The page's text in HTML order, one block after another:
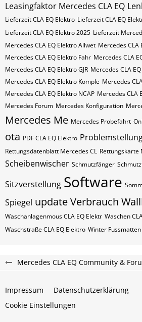
Leasingfaktor Mercedes CLA EQ
Lieferzeit CLA EQ Elektro Lieferzeit CLA EQ
Lieferzeit CLA EQ Elektro 2025 Lieferzeit
Mercedes CLA EQ Elektro Allwet Mercedes CLA
Mercedes CLA EQ Elektro Fahr Mercedes CLA
Mercedes CLA EQ Elektro GJR Mercedes CLA
Mercedes CLA EQ Elektro Komple Mercedes
Mercedes CLA EQ Elektro NCAP Mercedes CLA
Mercedes Forum Mercedes Konfiguration
Mercedes Me Mercedes Probefahrt
ota PDF CLA EQ Elektro
Rettungsdatenblatt Mercedes CL Rettungskarte
Scheibenwischer Schmutzfänger
Sitzverstellung Software
Spiegel updateVerbrauch
Waschanlagenmous CLA EQ Elektr Waschen
Waschstraße CLA EQ Elektro Winter Fussmatten
Mercedes CLA EQ Community &
Impressum
Datenschutzerklärung
Cookie Einstellungen